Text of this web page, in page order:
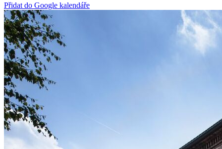
Přidat do Google kalendáře